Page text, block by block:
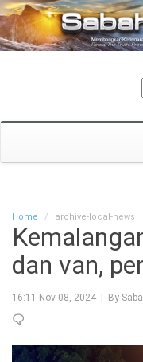
Home archive-local-news
dan van,
16:11 Nov 08, 2024 | By